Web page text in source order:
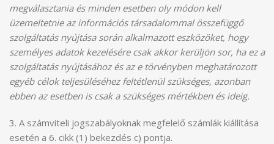
megválasztania és minden esetben oly módon kell
üzemeltetnie az információs társadalommal összefüggő
szolgáltatás nyújtása során alkalmazott eszközöket, hogy
személyes adatok kezelésére csak akkor kerüljön sor, ha ez a
szolgáltatás nyújtásához és az e törvényben meghatározott
egyéb célok teljesüléséhez feltétlenül szükséges, azonban
ebben az esetben is csak a szükséges mértékben és ideig.
3. A számviteli jogszabályoknak megfelelő számlák kiállítása
esetén a 6. cikk (1) bekezdés c) pontja.